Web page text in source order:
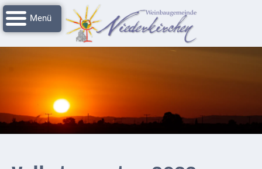
Navigation
überspringen
Startseite
Grussworte
Niederkirchen
Impressionen